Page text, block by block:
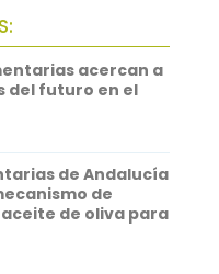
acercan a
del futuro en el
de Andalucía
de
de oliva para